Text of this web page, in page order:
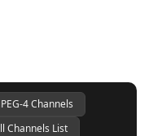
4 Channels
Channels List